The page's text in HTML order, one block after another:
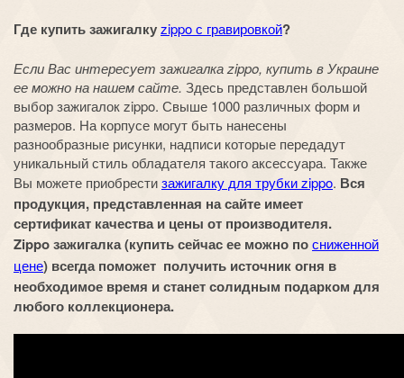
Где купить зажигалкуzippo с гравировкой?
Если Вас интересует зажигалка zippo, купить в Украине
ее можно на нашем сайте. Здесь представлен большой
выбор зажигалок zippo. Свыше 1000 различных форм и
размеров. На корпусе могут быть нанесены
разнообразные рисунки, надписи которые передадут
уникальный стиль обладателя такого аксессуара. Также
Вы можете приобрестизажигалку для трубки zippo. Вся
продукция, представленная на сайте имеет
сертификат качества и цены от производителя.
Zippo зажигалка (купить сейчас ее можно посниженной
цене) всегда поможет получить источник огня в
необходимое время и станет солидным подарком для
любого коллекционера.